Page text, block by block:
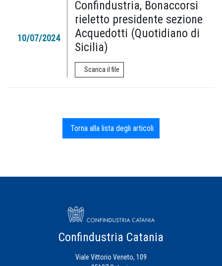
10/07/2024
Confindustria, Bonaccorsi
rieletto presidente sezione
Acquedotti (Quotidiano di
Sicilia)
Scarica il file
Torna alla lista degli articoli
Confindustria Catania
Viale Vittorio Veneto, 109